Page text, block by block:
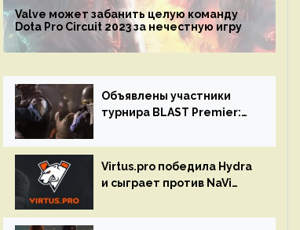
Valve может забанить целую команду
Dota Pro Circuit 2023 за нечестную игру
Объявлены участники
турнира BLAST Premier:
Virtus.pro победила Hydra
и сыграет против NaVi
Circuit